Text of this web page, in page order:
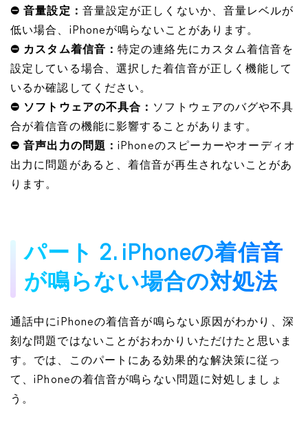
⛔ 音量設定： 音量設定が正しくないか、音量レベルが
低い場合、iPhoneが鳴らないことがあります。
⛔ カスタム着信音： 特定の連絡先にカスタム着信音を
設定している場合、選択した着信音が正しく機能して
いるか確認してください。
⛔ ソフトウェアの不具合： ソフトウェアのバグや不具
合が着信音の機能に影響することがあります。
⛔ 音声出力の問題： iPhoneのスピーカーやオーディオ
出力に問題があると、着信音が再生されないことがあ
ります。
パート 2. iPhoneの着信音
が鳴らない場合の対処法
通話中にiPhoneの着信音が鳴らない原因がわかり、深
刻な問題ではないことがおわかりいただけたと思いま
す。では、このパートにある効果的な解決策に従っ
て、iPhoneの着信音が鳴らない問題に対処しましょ
う。